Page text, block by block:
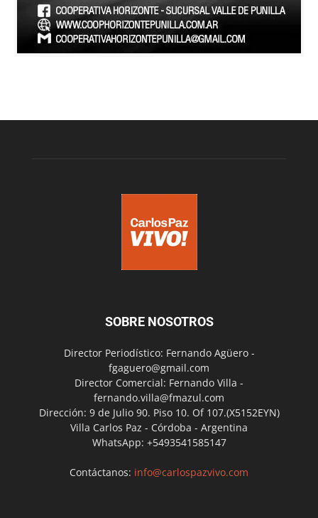
SOBRE NOSOTROS
Director Periodístico: Fernando Agüero -
fgaguero@gmail.com
Director Comercial: Fernando Villa -
fernando.villa@fmazul.com
Dirección: 9 de Julio 90. Piso 10. Of 107.(X5152EYN)
Villa Carlos Paz - Córdoba - Argentina
WhatsApp: +5493541585147
Contáctanos: info@carlospazvivo.com